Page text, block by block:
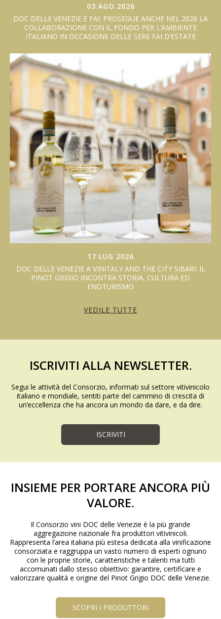
03 AGO 2026
DOC DELLE VENEZIE E FAI: PROSEGUE ANCHE NEL 2026 LA
COLLABORAZIONE CON IL FONDO PER L’AMBIENTE
ITALIANO IN OCCASIONE DELLE SERE FAI D’ESTATE
17 LUG 2026
DOC DELLE VENEZIE A VINITALY AND THE CITY SIBARI: IL
PINOT GRIGIO INCONTRA STORIA, CULTURA ED
ENOTURISMO
VEDILE TUTTE
ISCRIVITI ALLA NEWSLETTER.
Segui le attività del Consorzio, informati sul settore vitivinicolo
italiano e mondiale, sentiti parte del cammino di crescita di
un’eccellenza che ha ancora un mondo da dare, e da dire.
ISCRIVITI
INSIEME PER PORTARE ANCORA PIÙ
VALORE.
Il Consorzio vini DOC delle Venezie è la più grande
aggregazione nazionale fra produttori vitivinicoli.
Rappresenta l’area italiana più estesa dedicata alla vinificazione
consorziata e raggruppa un vasto numero di esperti ognuno
con le proprie storie, caratteristiche e talenti ma tutti
accomunati dallo stesso obiettivo: garantire, certificare e
valorizzare qualità e origine del Pinot Grigio DOC delle Venezie.
SCOPRI I PRODUTTORI